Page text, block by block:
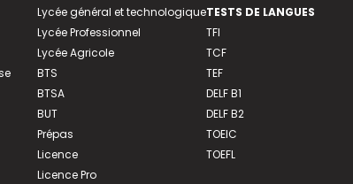
Lycée général et technologique
Lycée Professionnel
Lycée Agricole
BTS
BTSA
BUT
Prépas
Licence
Licence Pro
TESTS DE LANGUES
TFI
TCF
TEF
DELF B1
DELF B2
TOEIC
TOEFL